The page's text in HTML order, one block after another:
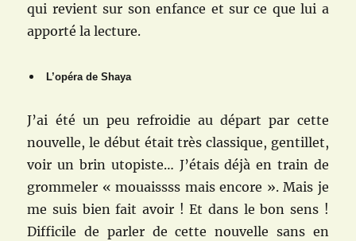
qui revient sur son enfance et sur ce que lui a
apporté la lecture.
L’opéra de Shaya
J’ai été un peu refroidie au départ par cette
nouvelle, le début était très classique, gentillet,
voir un brin utopiste… J’étais déjà en train de
grommeler « mouaissss mais encore ». Mais je
me suis bien fait avoir ! Et dans le bon sens !
Difficile de parler de cette nouvelle sans en